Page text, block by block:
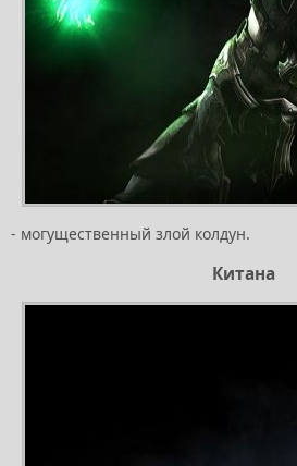
- могущественный злой колдун.
Китана